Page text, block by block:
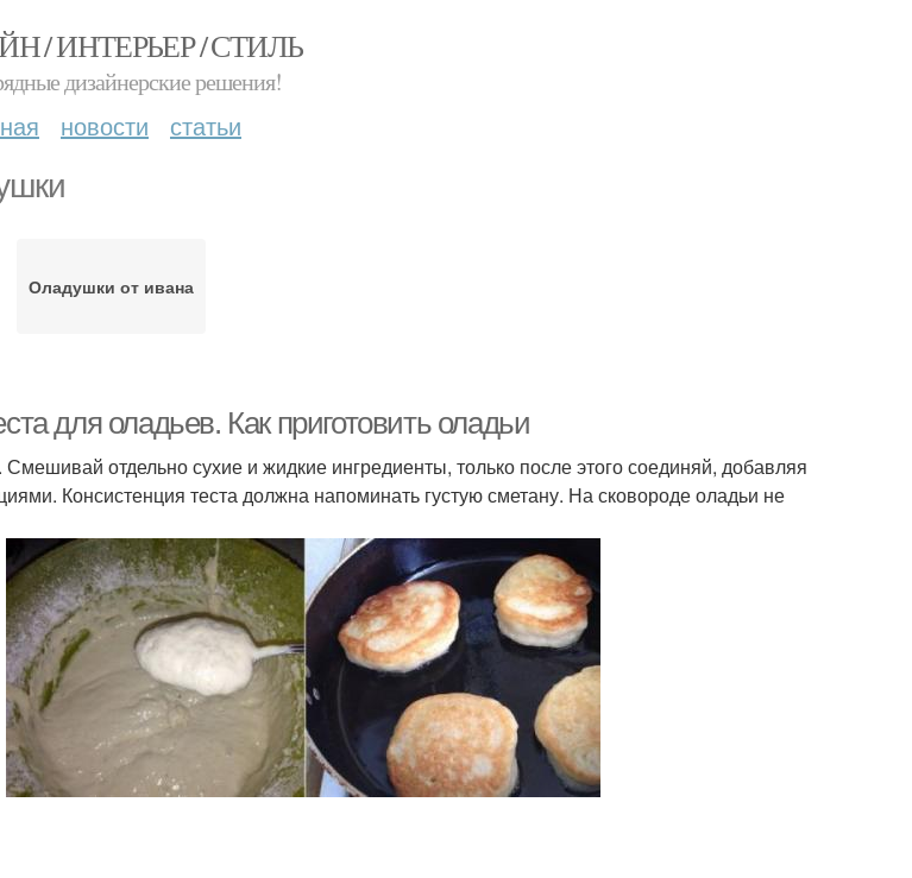
/ ИНТЕРЬЕР / СТИЛЬ
дизайнерские решения!
новости статьи
Оладушки от ивана
для оладьев. Как приготовить оладьи
Смешивай отдельно сухие и жидкие ингредиенты, только после этого соединяй, добавляя
Консистенция теста должна напоминать густую сметану. На сковороде оладьи не